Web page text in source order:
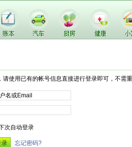
请使用已有的帐号信息直接进行登录即可，不需
次自动登录
忘记密码?